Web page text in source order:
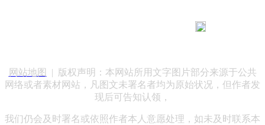
网站地图
| 版权声明：本网站所用文字图片部分来源于公共
网络或者素材网站，凡图文未署名者均为原始状况，但作者发
现后可告知认领，
我们仍会及时署名或依照作者本人意愿处理，如未及时联系本